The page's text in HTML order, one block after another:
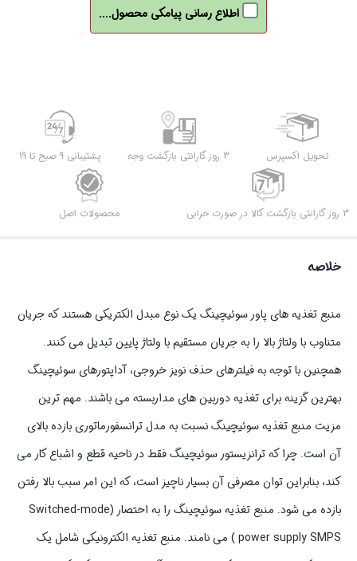
اطلاع رسانی پیامکی محصول....
تحویل اکسپرس 3 روز گارانتی بازگشت وجه پشتیبانی 9 صبح تا 19
3 روز گارانتی بازگشت کالا در صورت خرابی محصولات اصل
خلاصه
منبع تغذیه های پاور سوئیچینگ یک نوع مبدل الکتریکی هستند که جریان
متناوب با ولتاژ بالا را به جریان مستقیم با ولتاژ پایین تبدیل می کنند.
همچنین با توجه به فیلترهای حذف نویز خروجی، آداپتورهای سوئیچینگ
بهترین گزینه برای تغذیه دوربین های مداربسته می باشند. مهم ترین
مزیت منبع تغذیه سوئیچینگ نسبت به مدل ترانسفورماتوری بازده بالای
آن است. چرا که ترانزیستور سوئیچینگ فقط در ناحیه قطع و اشباع کار می
کند، بنابراین توان مصرفی آن بسیار ناچیز است، که این امر سبب بالا رفتن
بازده می شود. منبع تغذیه سوئیچینگ را به اختصار (Switched-mode
power supply SMPS ) می نامند. منبع تغذیه الکترونیکی شامل یک